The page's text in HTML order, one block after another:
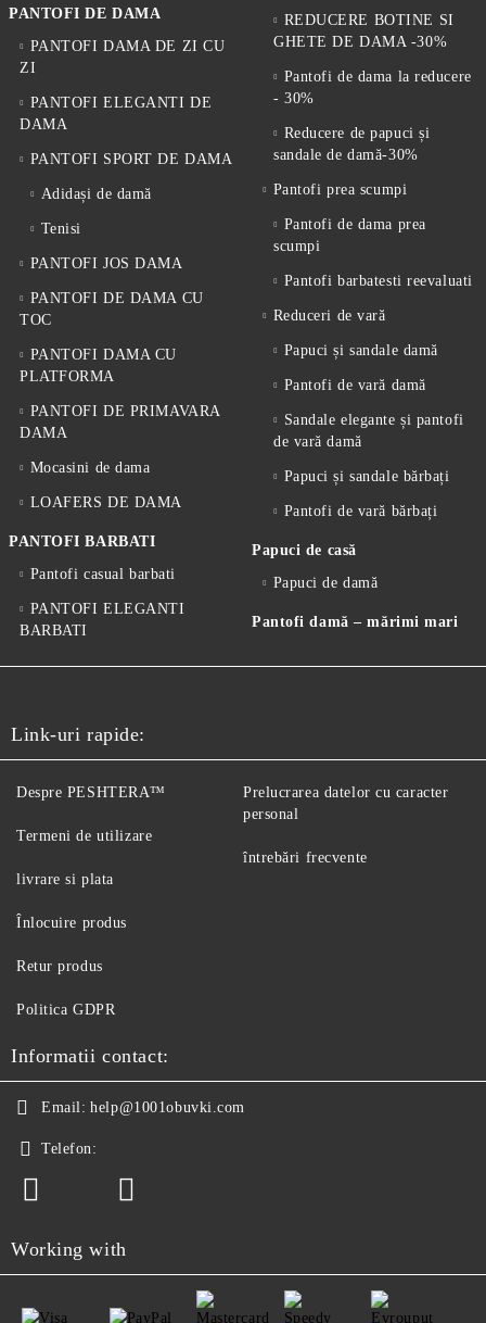
PANTOFI DE DAMA
PANTOFI DAMA DE ZI CU
ZI
PANTOFI ELEGANTI DE
DAMA
PANTOFI SPORT DE DAMA
Adidași de damă
Tenisi
PANTOFI JOS DAMA
PANTOFI DE DAMA CU
TOC
PANTOFI DAMA CU
PLATFORMA
PANTOFI DE PRIMAVARA
DAMA
Mocasini de dama
LOAFERS DE DAMA
PANTOFI BARBATI
Pantofi casual barbati
PANTOFI ELEGANTI
BARBATI
REDUCERE BOTINE SI
GHETE DE DAMA -30%
Pantofi de dama la reducere
- 30%
Reducere de papuci și
sandale de damă-30%
Pantofi prea scumpi
Pantofi de dama prea
scumpi
Pantofi barbatesti reevaluati
Reduceri de vară
Papuci și sandale damă
Pantofi de vară damă
Sandale elegante și pantofi
de vară damă
Papuci și sandale bărbați
Pantofi de vară bărbați
Papuci de casă
Papuci de damă
Pantofi damă – mărimi mari
Link-uri rapide:
Despre PESHTERA™
Termeni de utilizare
livrare si plata
Înlocuire produs
Retur produs
Politica GDPR
Prelucrarea datelor cu caracter
personal
întrebări frecvente
Informatii contact:
Email: help@1001obuvki.com
Telefon:
Working with